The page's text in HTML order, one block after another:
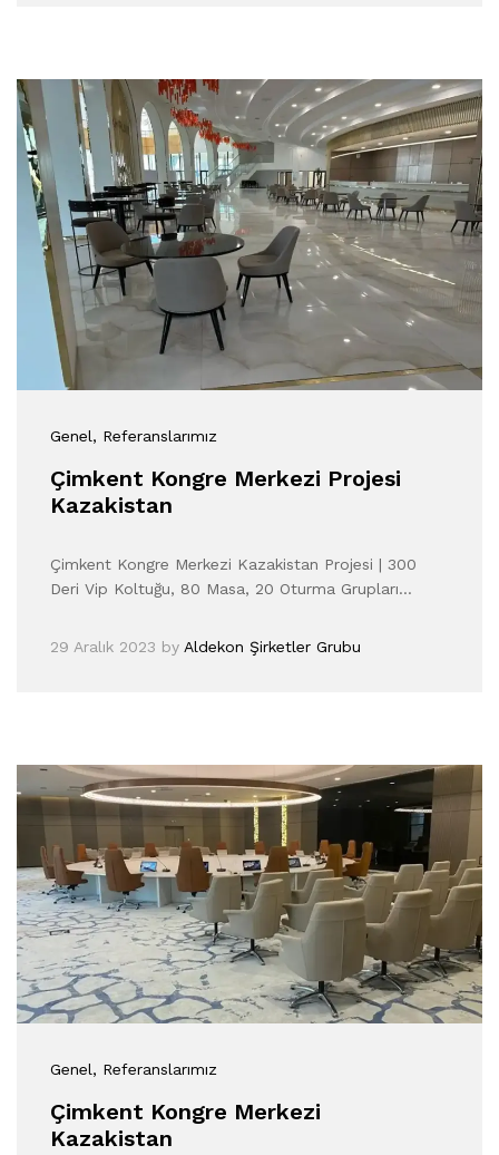
Genel, Referanslarımız
Çimkent Kongre Merkezi Projesi
Kazakistan
Çimkent Kongre Merkezi Kazakistan Projesi | 300
Deri Vip Koltuğu, 80 Masa, 20 Oturma Grupları…
29 Aralık 2023 by Aldekon Şirketler Grubu
Genel, Referanslarımız
Çimkent Kongre Merkezi
Kazakistan